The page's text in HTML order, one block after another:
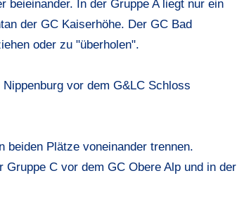
beieinander. In der Gruppe A liegt nur ein
der GC Kaiserhöhe. Der GC Bad
oder zu "überholen".
vor dem G&LC Schloss
Plätze voneinander trennen.
C vor dem GC Obere Alp und in der